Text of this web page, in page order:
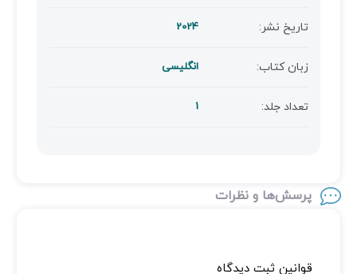
تاریخ نشر: 2024
زبان کتاب: انگلیسی
تعداد جلد: 1
پرسش‌ها و نظرات
قوانین ثبت دیدگاه